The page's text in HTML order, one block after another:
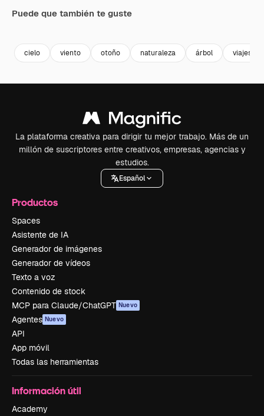
Puede que también te guste
cielo viento otoño naturaleza árbol viajes
La plataforma creativa para dirigir tu mejor trabajo. Más de un
millón de suscriptores entre creativos, empresas, agencias y
estudios.
Español
Productos
Spaces
Asistente de IA
Generador de imágenes
Generador de vídeos
Texto a voz
Contenido de stock
MCP para Claude/ChatGPT Nuevo
Agentes Nuevo
API
App móvil
Todas las herramientas
Información útil
Academy